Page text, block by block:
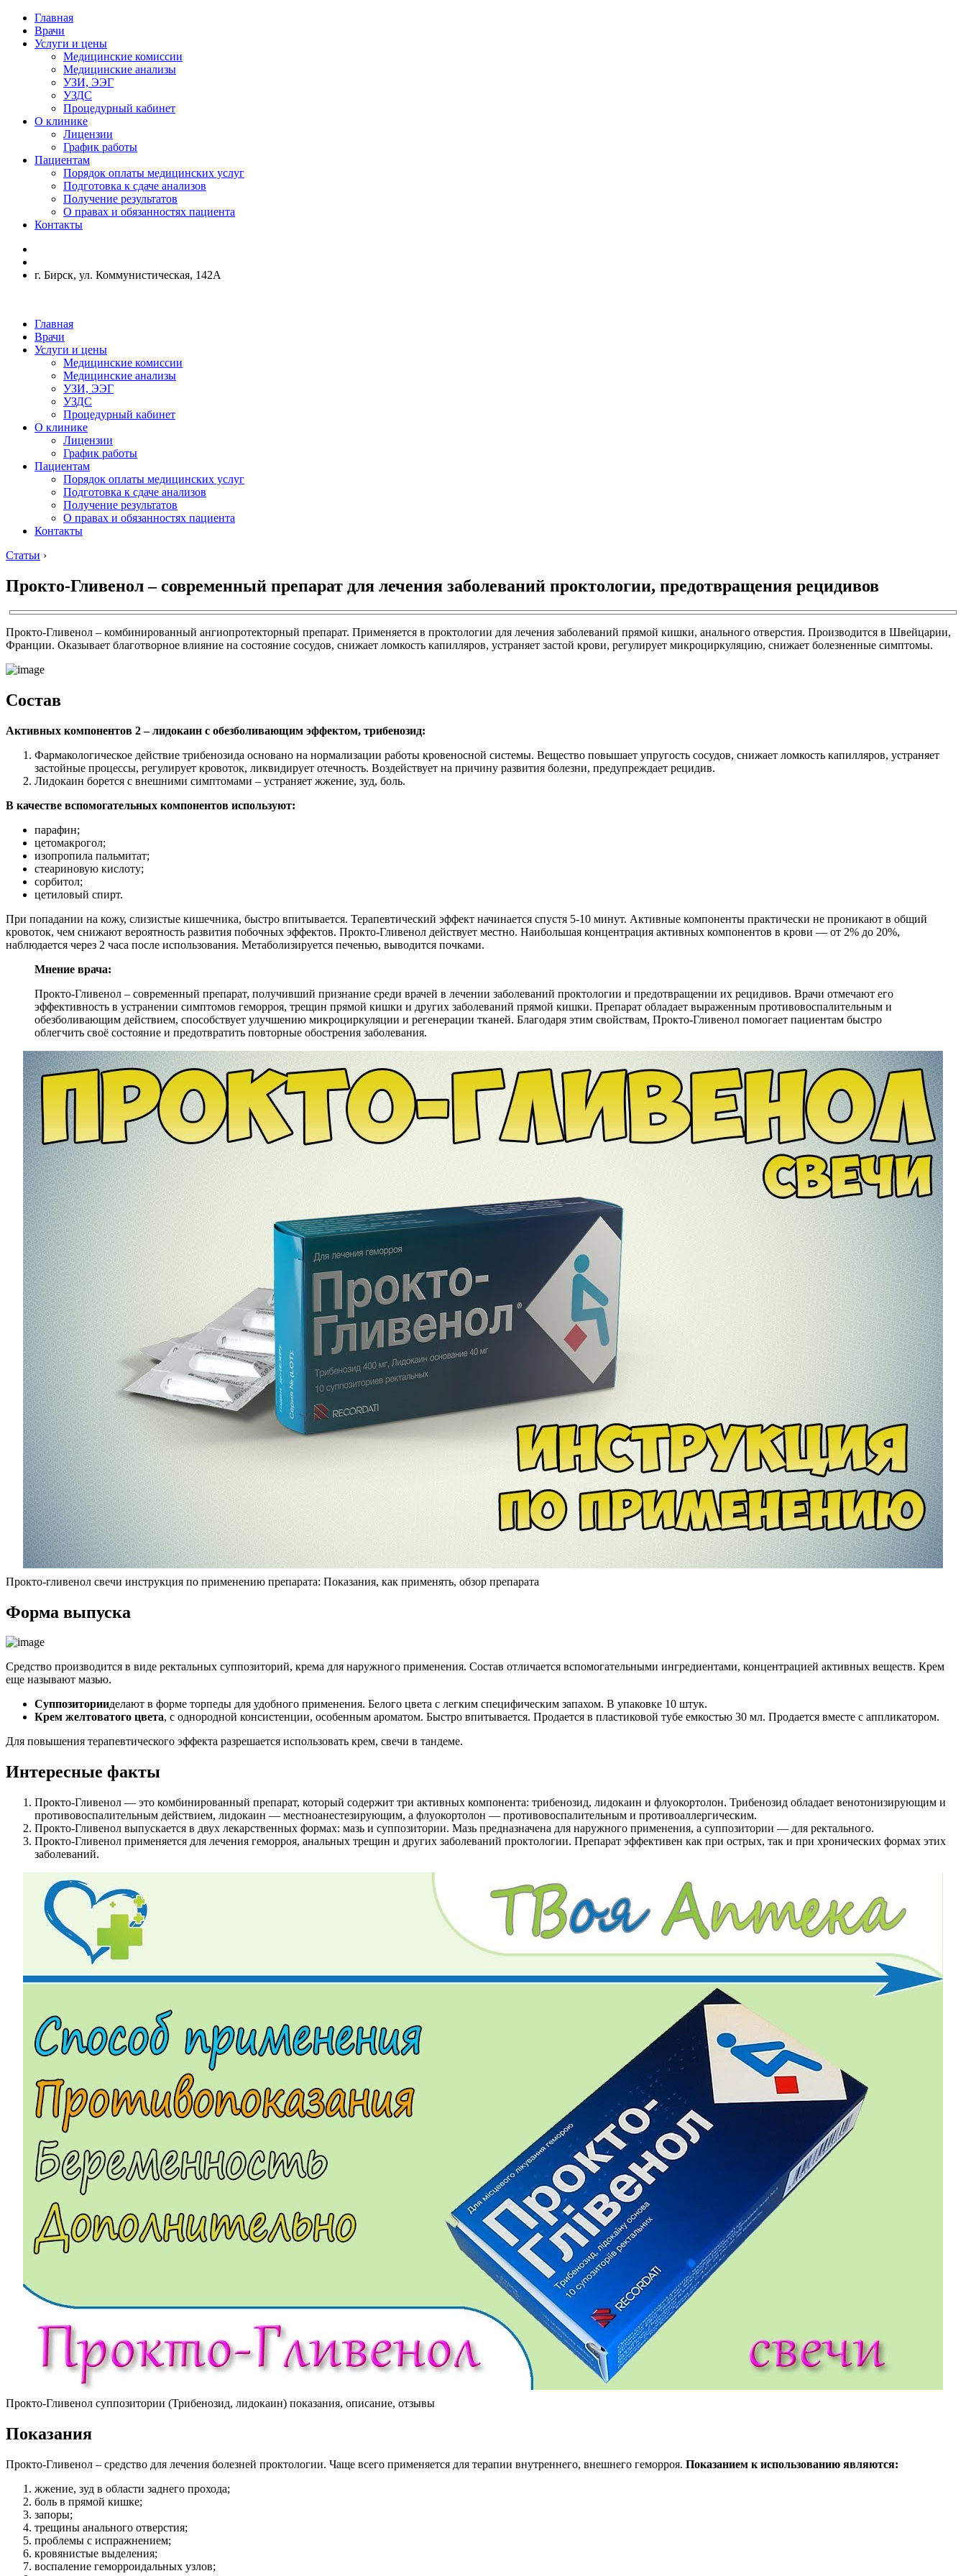
Главная
Врачи
Услуги и цены
Медицинские комиссии
Медицинские анализы
УЗИ, ЭЭГ
УЗДС
Процедурный кабинет
О клинике
Лицензии
График работы
Пациентам
Порядок оплаты медицинских услуг
Подготовка к сдаче анализов
Получение результатов
О правах и обязанностях пациента
Контакты
г. Бирск, ул. Коммунистическая, 142А
Главная
Врачи
Услуги и цены
Медицинские комиссии
Медицинские анализы
УЗИ, ЭЭГ
УЗДС
Процедурный кабинет
О клинике
Лицензии
График работы
Пациентам
Порядок оплаты медицинских услуг
Подготовка к сдаче анализов
Получение результатов
О правах и обязанностях пациента
Контакты
Статьи ›
Прокто-Гливенол – современный препарат для лечения заболеваний проктологии, предотвращения рецидивов
Прокто-Гливенол – комбинированный ангиопротекторный препарат. Применяется в проктологии для лечения заболеваний прямой кишки, анального отверстия. Производится в Швейцарии,
Франции. Оказывает благотворное влияние на состояние сосудов, снижает ломкость капилляров, устраняет застой крови, регулирует микроциркуляцию, снижает болезненные симптомы.
Состав
Активных компонентов 2 – лидокаин с обезболивающим эффектом, трибенозид:
Фармакологическое действие трибенозида основано на нормализации работы кровеносной системы. Вещество повышает упругость сосудов, снижает ломкость капилляров, устраняет
застойные процессы, регулирует кровоток, ликвидирует отечность. Воздействует на причину развития болезни, предупреждает рецидив.
Лидокаин борется с внешними симптомами – устраняет жжение, зуд, боль.
В качестве вспомогательных компонентов используют:
парафин;
цетомакрогол;
изопропила пальмитат;
стеариновую кислоту;
сорбитол;
цетиловый спирт.
При попадании на кожу, слизистые кишечника, быстро впитывается. Терапевтический эффект начинается спустя 5-10 минут. Активные компоненты практически не проникают в общий
кровоток, чем снижают вероятность развития побочных эффектов. Прокто-Гливенол действует местно. Наибольшая концентрация активных компонентов в крови — от 2% до 20%,
наблюдается через 2 часа после использования. Метаболизируется печенью, выводится почками.
Мнение врача:
Прокто-Гливенол – современный препарат, получивший признание среди врачей в лечении заболеваний проктологии и предотвращении их рецидивов. Врачи отмечают его
эффективность в устранении симптомов геморроя, трещин прямой кишки и других заболеваний прямой кишки. Препарат обладает выраженным противовоспалительным и
обезболивающим действием, способствует улучшению микроциркуляции и регенерации тканей. Благодаря этим свойствам, Прокто-Гливенол помогает пациентам быстро
облегчить своё состояние и предотвратить повторные обострения заболевания.
Прокто-гливенол свечи инструкция по применению препарата: Показания, как применять, обзор препарата
Форма выпуска
Средство производится в виде ректальных суппозиторий, крема для наружного применения. Состав отличается вспомогательными ингредиентами, концентрацией активных веществ. Крем
еще называют мазью.
Суппозиторииделают в форме торпеды для удобного применения. Белого цвета с легким специфическим запахом. В упаковке 10 штук.
Крем желтоватого цвета, с однородной консистенции, особенным ароматом. Быстро впитывается. Продается в пластиковой тубе емкостью 30 мл. Продается вместе с аппликатором.
Для повышения терапевтического эффекта разрешается использовать крем, свечи в тандеме.
Интересные факты
Прокто-Гливенол — это комбинированный препарат, который содержит три активных компонента: трибенозид, лидокаин и флуокортолон. Трибенозид обладает венотонизирующим и
противовоспалительным действием, лидокаин — местноанестезирующим, а флуокортолон — противовоспалительным и противоаллергическим.
Прокто-Гливенол выпускается в двух лекарственных формах: мазь и суппозитории. Мазь предназначена для наружного применения, а суппозитории — для ректального.
Прокто-Гливенол применяется для лечения геморроя, анальных трещин и других заболеваний проктологии. Препарат эффективен как при острых, так и при хронических формах этих
заболеваний.
Прокто-Гливенол суппозитории (Трибенозид, лидокаин) показания, описание, отзывы
Показания
Прокто-Гливенол – средство для лечения болезней проктологии. Чаще всего применяется для терапии внутреннего, внешнего геморроя. Показанием к использованию являются:
жжение, зуд в области заднего прохода;
боль в прямой кишке;
запоры;
трещины анального отверстия;
проблемы с испражнением;
кровянистые выделения;
воспаление геморроидальных узлов;